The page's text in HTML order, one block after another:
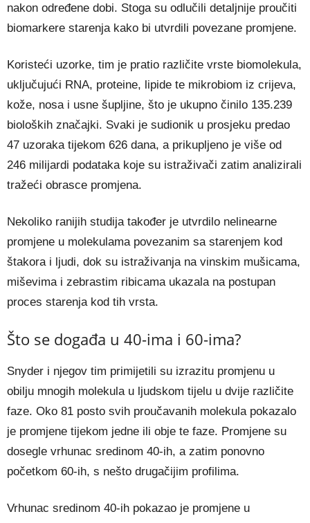
nakon određene dobi. Stoga su odlučili detaljnije proučiti
biomarkere starenja kako bi utvrdili povezane promjene.
Koristeći uzorke, tim je pratio različite vrste biomolekula,
uključujući RNA, proteine, lipide te mikrobiom iz crijeva,
kože, nosa i usne šupljine, što je ukupno činilo 135.239
bioloških značajki. Svaki je sudionik u prosjeku predao
47 uzoraka tijekom 626 dana, a prikupljeno je više od
246 milijardi podataka koje su istraživači zatim analizirali
tražeći obrasce promjena.
Nekoliko ranijih studija također je utvrdilo nelinearne
promjene u molekulama povezanim sa starenjem kod
štakora i ljudi, dok su istraživanja na vinskim mušicama,
miševima i zebrastim ribicama ukazala na postupan
proces starenja kod tih vrsta.
Što se događa u 40-ima i 60-ima?
Snyder i njegov tim primijetili su izrazitu promjenu u
obilju mnogih molekula u ljudskom tijelu u dvije različite
faze. Oko 81 posto svih proučavanih molekula pokazalo
je promjene tijekom jedne ili obje te faze. Promjene su
dosegle vrhunac sredinom 40-ih, a zatim ponovno
početkom 60-ih, s nešto drugačijim profilima.
Vrhunac sredinom 40-ih pokazao je promjene u